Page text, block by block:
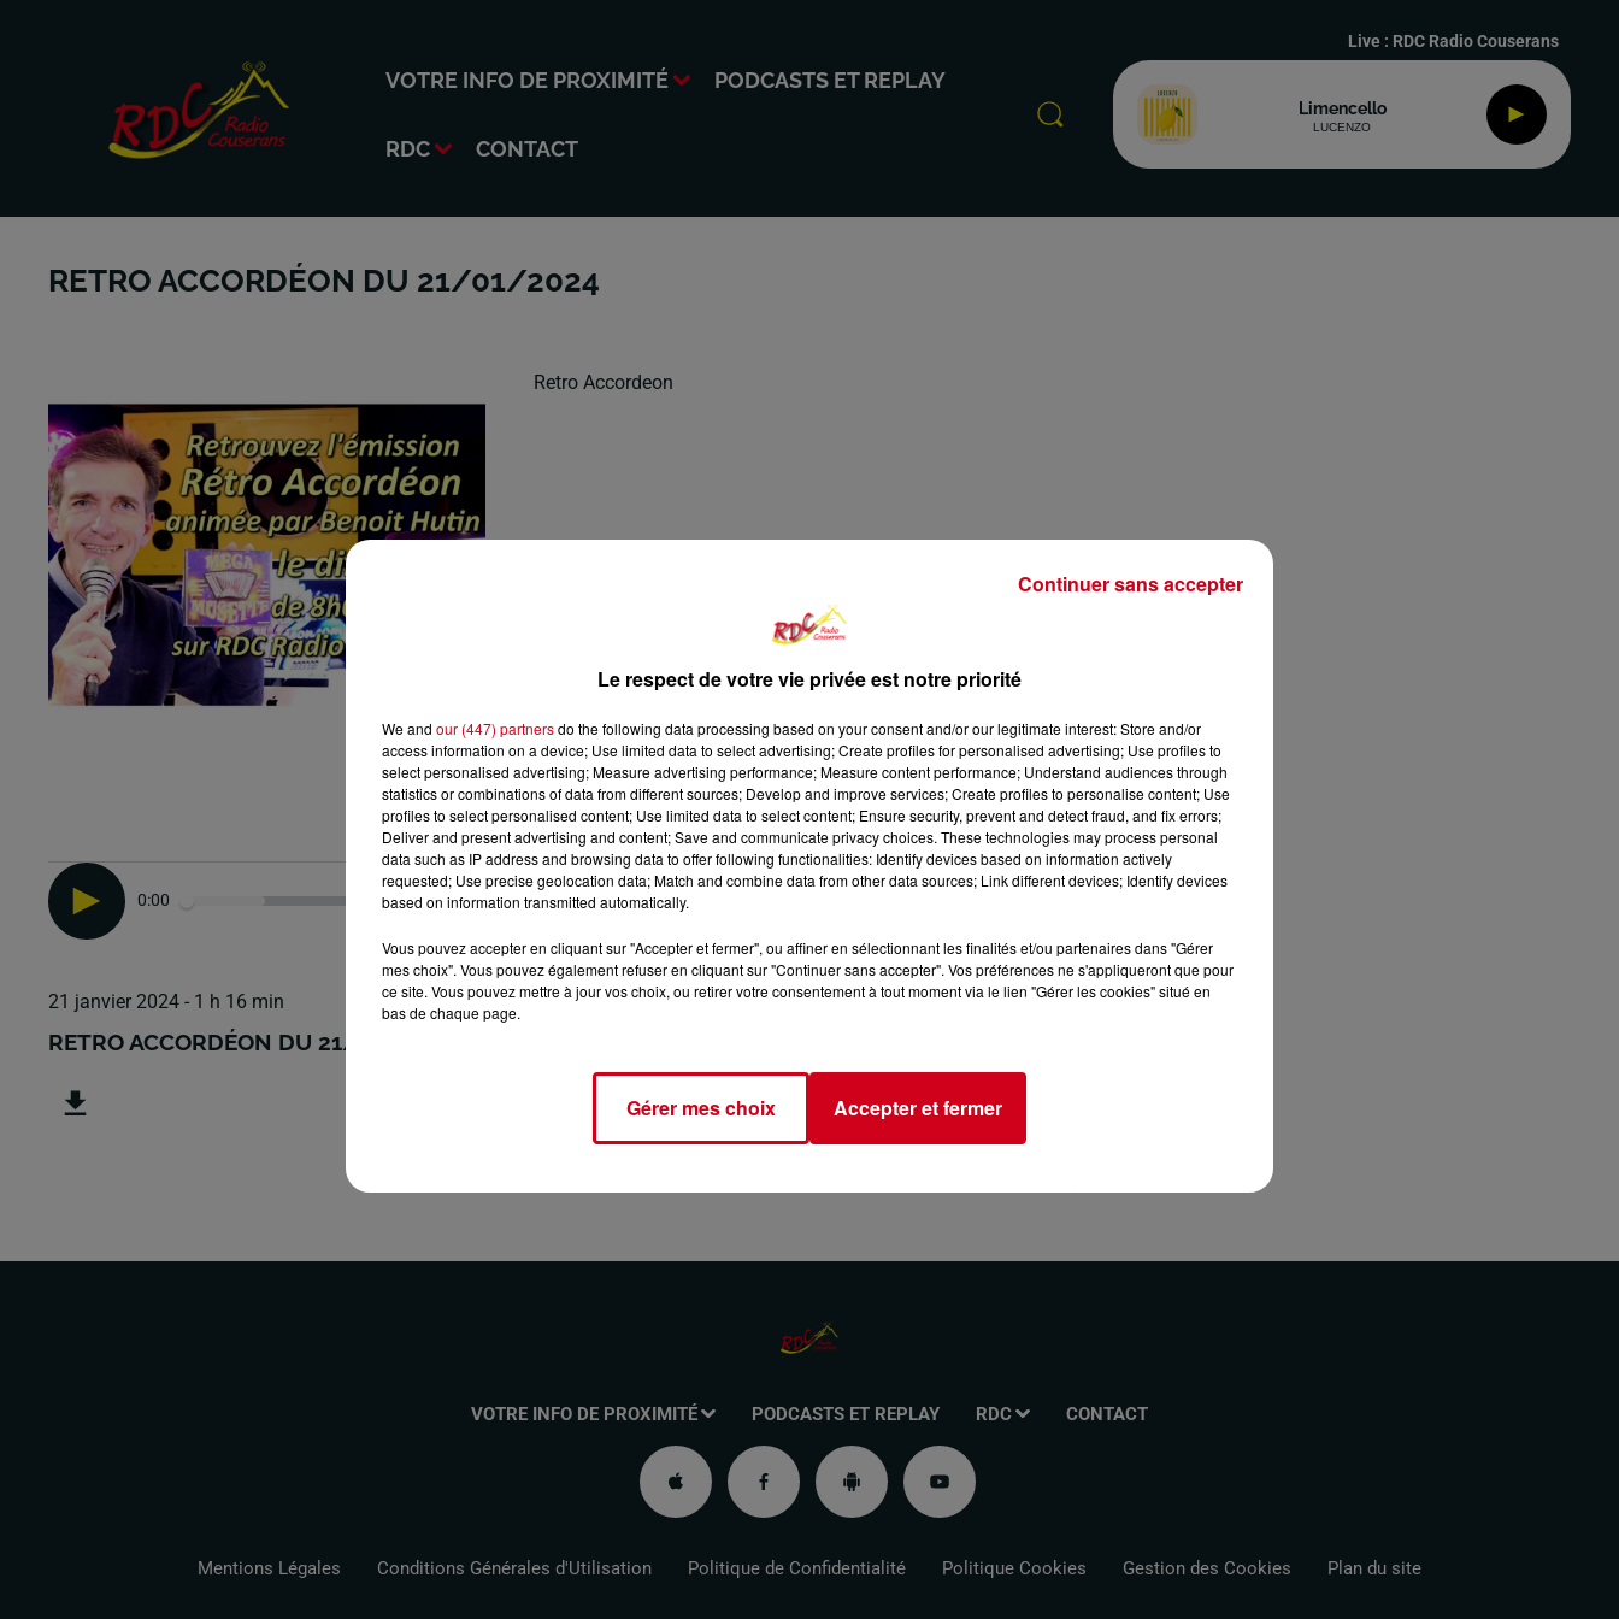
VOTRE INFO DE PROXIMITÉ PODCASTS ET REPLAY
RDC CONTACT
Live : RDC Radio Couserans
Limencello
LUCENZO
RETRO ACCORDÉON DU 21/01/2024
Retro Accordeon
0:00
21 janvier 2024 - 1 h 16 min
RETRO ACCORDÉON DU 21/01/2024
VOTRE INFO DE PROXIMITÉ PODCASTS ET REPLAY RDC CONTACT
Mentions Légales Conditions Générales d'Utilisation Politique de Confidentialité Politique Cookies Gestion des Cookies Plan du site
Le respect de votre vie privée est notre priorité
We and our (447) partnersdo the following data processing based on your consent and/or our legitimate interest: Store and/or
access information on a device; Use limited data to select advertising; Create profiles for personalised advertising; Use profiles to
select personalised advertising; Measure advertising performance; Measure content performance; Understand audiences through
statistics or combinations of data from different sources; Develop and improve services; Create profiles to personalise content; Use
profiles to select personalised content; Use limited data to select content; Ensure security, prevent and detect fraud, and fix errors;
Deliver and present advertising and content; Save and communicate privacy choices. These technologies may process personal
data such as IP address and browsing data to offer following functionalities: Identify devices based on information actively
requested; Use precise geolocation data; Match and combine data from other data sources; Link different devices; Identify devices
based on information transmitted automatically.
Vous pouvez accepter en cliquant sur "Accepter et fermer", ou affiner en sélectionnant les finalités et/ou partenaires dans "Gérer
mes choix". Vous pouvez également refuser en cliquant sur "Continuer sans accepter". Vos préférences ne s'appliqueront que pour
ce site. Vous pouvez mettre à jour vos choix, ou retirer votre consentement à tout moment via le lien "Gérer les cookies" situé en
bas de chaque page.
Gérer mes choix Accepter et fermer
Continuer sans accepter